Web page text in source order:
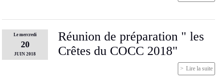
Le mercredi
20
JUIN 2018
Réunion de préparation " les
Crêtes du COCC 2018"
Lire la suite